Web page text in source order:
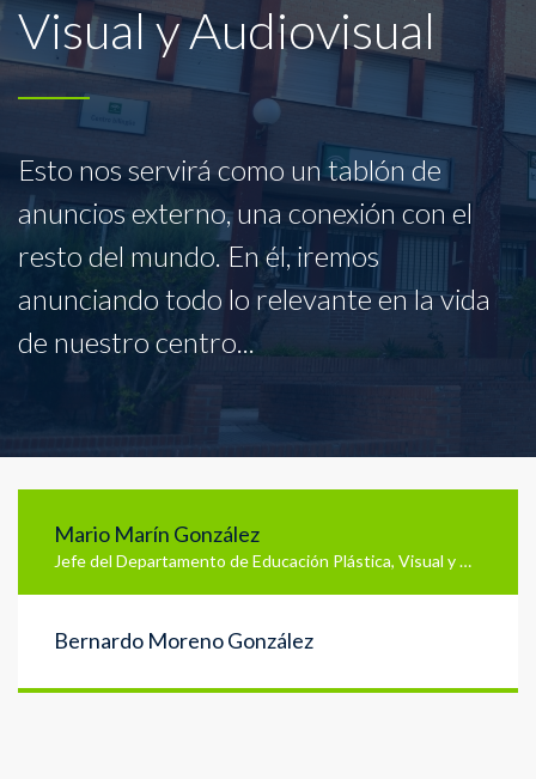
Visual y Audiovisual
Esto nos servirá como un tablón de
anuncios externo, una conexión con el
resto del mundo. En él, iremos
anunciando todo lo relevante en la vida
de nuestro centro...
Mario Marín González
Jefe del Departamento de Educación Plástica, Visual y Audiovisual
Bernardo Moreno González